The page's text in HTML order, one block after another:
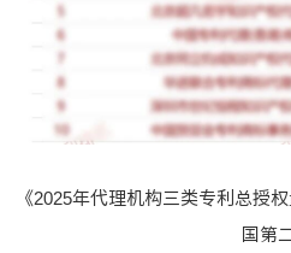
《2025年代理机构三类专利总授
国第